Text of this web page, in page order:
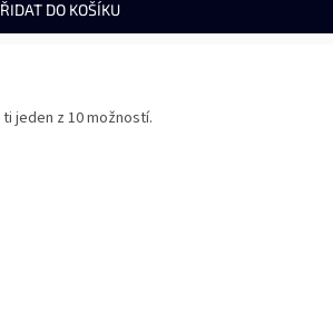
DO KOŠÍKU
jeden z 10 možností.